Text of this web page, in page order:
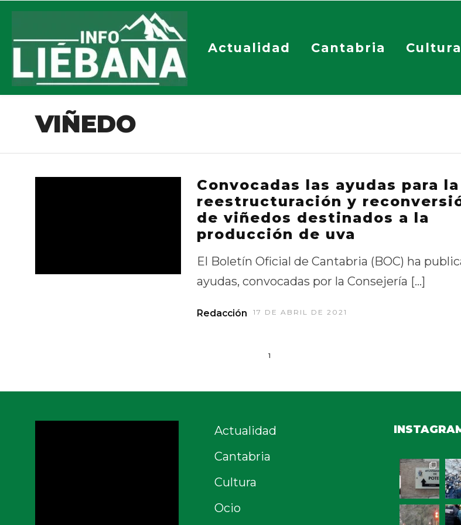
Actualidad Cantabria Cultura
VIÑEDO
Convocadas las ayudas para la
reestructuración y
de viñedos destinados a la
producción de uva
El Boletín Oficial de Cantabria (BOC) ha
ayudas, convocadas por la Consejería […]
Redacción 17 DE ABRIL DE 2021
1
Actualidad
Cantabria
Cultura
Ocio